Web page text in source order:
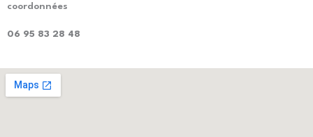
coordonnées
06 95 83 28 48